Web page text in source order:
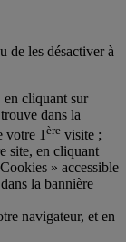
de les désactiver à
en cliquant sur
dans la
votre 1 ère visite ;
site, en cliquant
» accessible
la bannière
navigateur, et en